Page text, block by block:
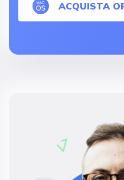
ACQUISTA